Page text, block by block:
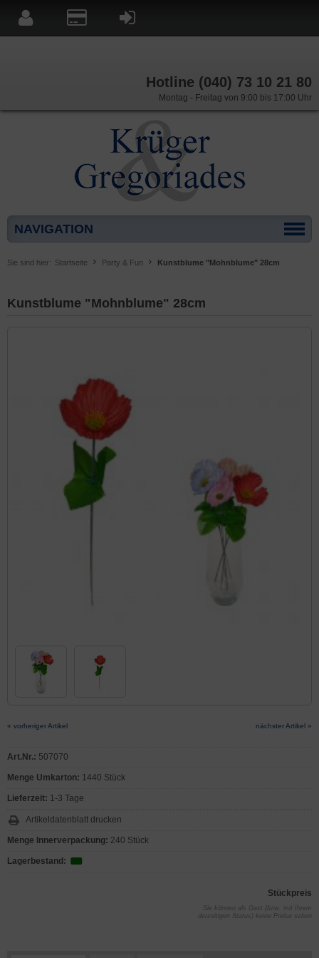
Hotline (040) 73 10 21 80
Montag - Freitag von 9:00 bis 17:00 Uhr
NAVIGATION
Sie sind hier: Startseite Party & Fun Kunstblume "Mohnblume" 28cm
Kunstblume "Mohnblume" 28cm
« vorheriger Artikel nächster Artikel »
Art.Nr.: 507070
Menge Umkarton: 1440 Stück
Lieferzeit: 1-3 Tage
Artikeldatenblatt drucken
Menge Innerverpackung: 240 Stück
Lagerbestand:
Stückpreis
Sie können als Gast (bzw. mit Ihrem
derzeitigen Status) keine Preise sehen